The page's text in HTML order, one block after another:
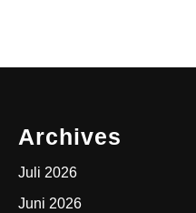
Archives
Juli 2026
Juni 2026